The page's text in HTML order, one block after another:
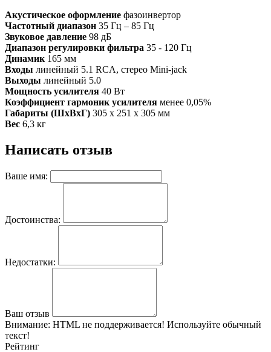
Акустическое оформление фазоинвертор
Частотный диапазон 35 Гц – 85 Гц
Звуковое давление 98 дБ
Диапазон регулировки фильтра 35 - 120 Гц
Динамик 165 мм
Входы линейный 5.1 RCA, стерео Mini-jack
Выходы линейный 5.0
Мощность усилителя 40 Вт
Коэффициент гармоник усилителя менее 0,05%
Габариты (ШхВхГ) 305 x 251 x 305 мм
Вес 6,3 кг
Написать отзыв
Ваше имя:
Достоинства:
Недостатки:
Ваш отзыв
Внимание: HTML не поддерживается! Используйте обычный
текст!
Рейтинг